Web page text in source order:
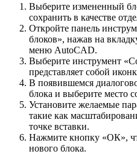
Выберите измененный
сохранить в качестве
Откройте панель
блоков», нажав на
меню AutoCAD.
Выберите инструмент
представляет собой
В появившемся
блока и выберите место
Установите желаемые
такие как
точке вставки.
Нажмите кнопку «ОК»,
нового блока.